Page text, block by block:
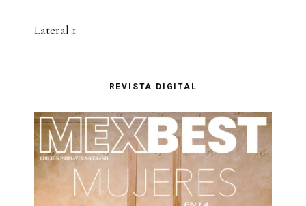
Lateral 1
REVISTA DIGITAL